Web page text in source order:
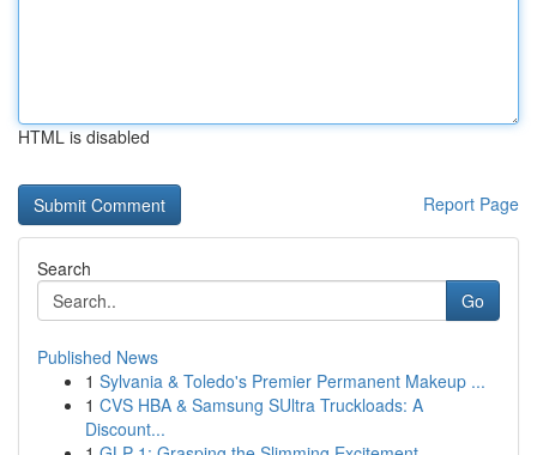
HTML is disabled
Report Page
Search
Go
Published News
1 Sylvania & Toledo's Premier Permanent Makeup ...
1 CVS HBA & Samsung SUltra Truckloads: A
Discount...